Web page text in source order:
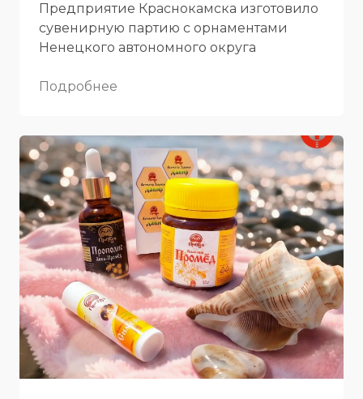
Предприятие Краснокамска изготовило
сувенирную партию с орнаментами
Ненецкого автономного округа
Подробнее